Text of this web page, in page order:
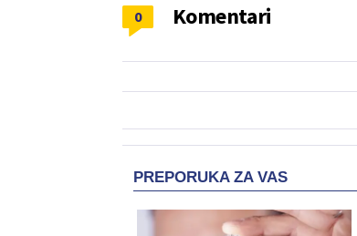
Komentari
0
PREPORUKA ZA VAS